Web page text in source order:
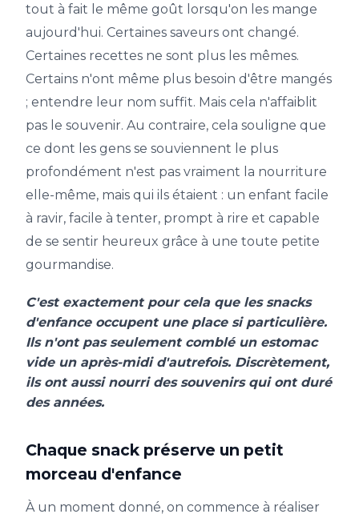
tout à fait le même goût lorsqu'on les mange
aujourd'hui. Certaines saveurs ont changé.
Certaines recettes ne sont plus les mêmes.
Certains n'ont même plus besoin d'être mangés
; entendre leur nom suffit. Mais cela n'affaiblit
pas le souvenir. Au contraire, cela souligne que
ce dont les gens se souviennent le plus
profondément n'est pas vraiment la nourriture
elle-même, mais qui ils étaient : un enfant facile
à ravir, facile à tenter, prompt à rire et capable
de se sentir heureux grâce à une toute petite
gourmandise.
C'est exactement pour cela que les snacks
d'enfance occupent une place si particulière.
Ils n'ont pas seulement comblé un estomac
vide un après-midi d'autrefois. Discrètement,
ils ont aussi nourri des souvenirs qui ont duré
des années.
Chaque snack préserve un petit
morceau d'enfance
À un moment donné, on commence à réaliser